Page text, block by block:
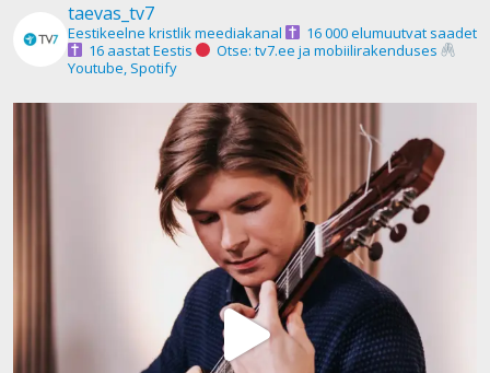
taevas_tv7
Eestikeelne kristlik meediakanal
16 000 elumuutvat saadet
16 aastat Eestis
Otse: tv7.ee ja mobiilirakenduses
Youtube, Spotify